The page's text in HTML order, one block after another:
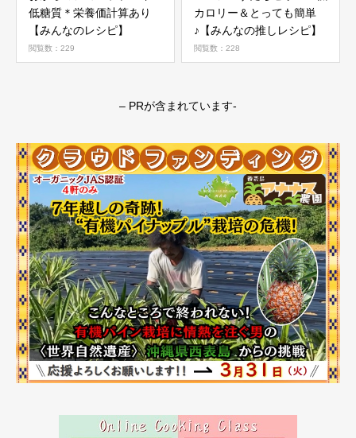
低糖質＊栄養価計算あり
【みんなのレシピ】
閲覧数：229
カロリー＆とっても簡単
♪【みんなの推しレシピ】
閲覧数：228
– PRが含まれています-